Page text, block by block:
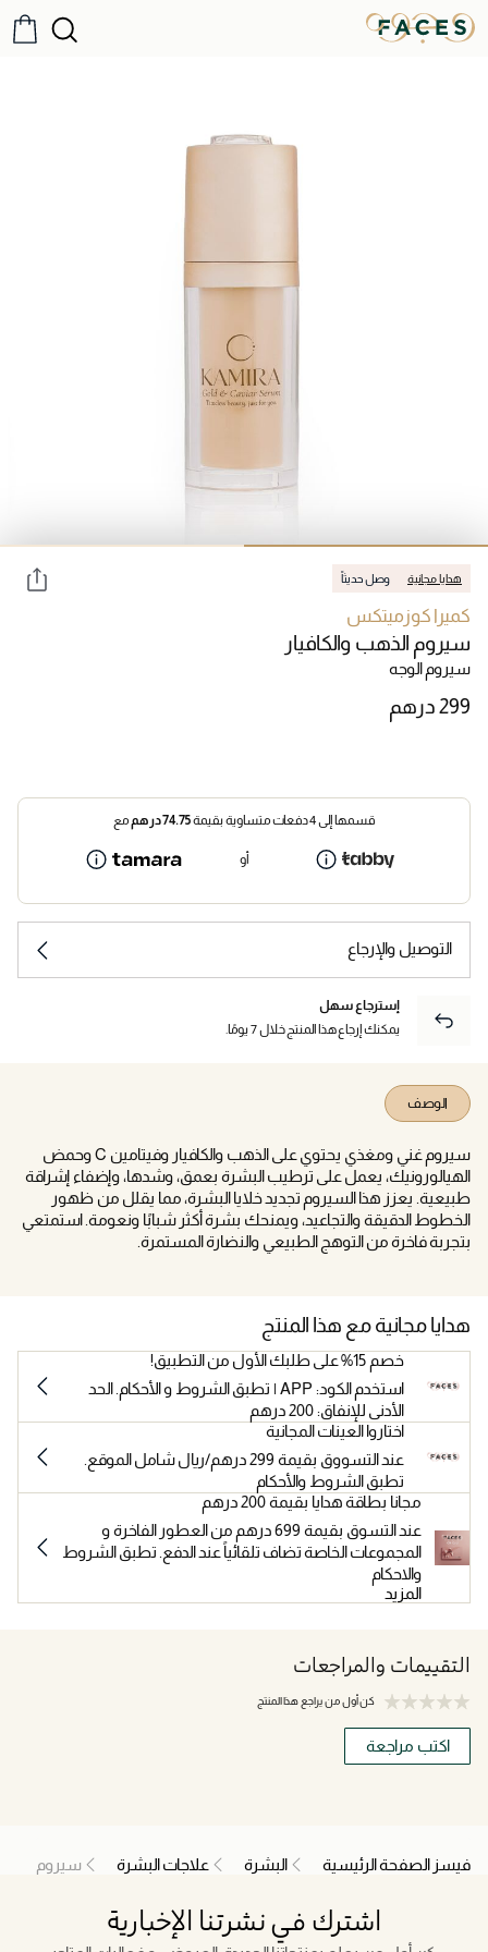
هدايا مجانية وصل حديثاً
كميرا كوزميتكس
سيروم الذهب والكافيار
سيروم الوجه
قسمها إلى 4 دفعات متساوية بقيمة 74.75درهممع
أو
التوصيل والإرجاع
إسترجاع سهل
يمكنك إرجاع هذا المنتج خلال 7 يومًا.
الوصف
سيروم غني ومغذي يحتوي على الذهب والكافيار وفيتامين C وحمض
الهيالورونيك، يعمل على ترطيب البشرة بعمق، وشدها، وإضفاء إشراقة
طبيعية. يعزز هذا السيروم تجديد خلايا البشرة، مما يقلل من ظهور
الخطوط الدقيقة والتجاعيد، ويمنحك بشرة أكثر شبابًا ونعومة. استمتعي
بتجربة فاخرة من التوهج الطبيعي والنضارة المستمرة.
هدايا مجانية مع هذا المنتج
خصم 15% على طلبك الأول من التطبيق!
استخدم الكود: APP | تطبق الشروط و الأحكام. الحد
الأدنى للإنفاق: 200 درهم
اختاروا العينات المجانية
عند التسووق بقيمة 299 درهم/ريال شامل الموقع.
تطبق الشروط والأحكام
مجانا بطاقة هدايا بقيمة 200 درهم
عند التسوق بقيمة 699 درهم من العطور الفاخرة و
المجموعات الخاصة تضاف تلقائياً عند الدفع. تطبق الشروط
والاحكام
المزيد
التقييمات والمراجعات
كن أول من يراجع هذا المنتج
اكتب مراجعة
فيسز الصفحة الرئيسية البشرة علاجات البشرة سيروم
اشترك في نشرتنا الإخبارية